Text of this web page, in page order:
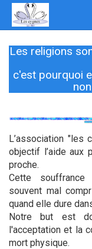
Les religions
c'est pourquoi
L’association "les
objectif l’aide aux
proche.
Cette souffrance
souvent mal
quand elle dure
Notre but est
l'acceptation et la
mort physique.